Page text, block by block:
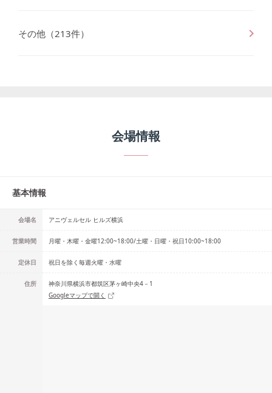
その他 （213件）
会場情報
基本情報
会場名 アニヴェルセル ヒルズ横浜
営業時間 月曜・木曜・金曜12:00~18:00/土曜・日曜・祝日10:00~18:00
定休日 祝日を除く毎週火曜・水曜
住所
神奈川県横浜市都筑区茅ヶ崎中央4－1
Googleマップで開く